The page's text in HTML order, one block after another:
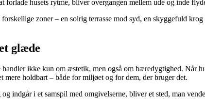
forlade husets rytme, bliver overgangen mellem ude og inde
zoner – en solrig terrasse mod syd, en skyggefuld
glæde
ikke kun om æstetik, men også om bæredygtighed. Når
mere holdbart – både for miljøet og for dem, der bruger det.
indgår i et samspil med omgivelserne, bliver et sted, man